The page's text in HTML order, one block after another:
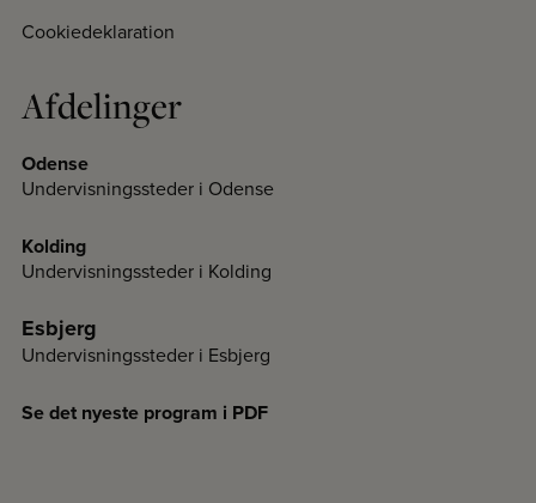
Cookiedeklaration
Afdelinger
Odense
Undervisningssteder i Odense
Kolding
Undervisningssteder i Kolding
Esbjerg
Undervisningssteder i Esbjerg
Se det nyeste program i PDF